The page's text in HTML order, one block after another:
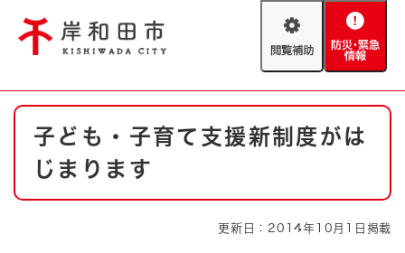
閲
助
防
緊
情
やさしい日本語
防災・緊急情報 救急・消防
ハザードマップ
本
子ども・子育て支援新制度がは
じまります
更新日：2014年10月1日掲載